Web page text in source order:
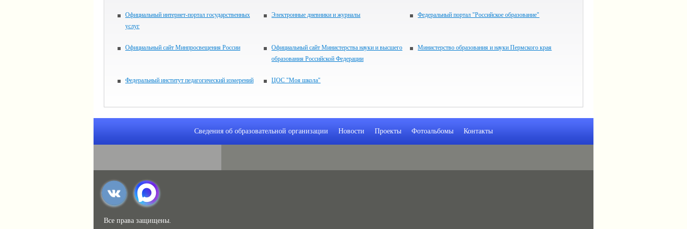
Официальный интернет-портал государственных
услуг
Электронные дневники и журналы Федеральный портал "Российское образование"
Официальный сайт Минпросвещения России
Официальный сайт Министерства науки и высшего
образования Российской Федерации
Министерство образования и науки Пермского края
Федеральный институт педагогический измерений ЦОС "Моя школа"
Сведения об образовательной организации Новости Проекты Фотоальбомы Контакты
Все права защищены.